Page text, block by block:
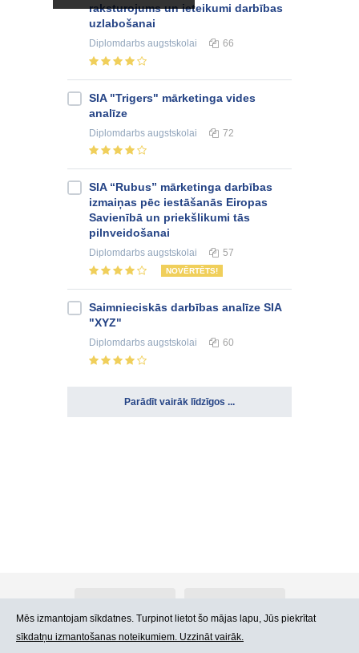
raksturojums un ieteikumi darbības
uzlabošanai
Diplomdarbs augstskolai 66
SIA "Trigers" mārketinga vides
analīze
Diplomdarbs augstskolai 72
SIA “Rubus” mārketinga darbības
izmaiņas pēc iestāšanās Eiropas
Savienībā un priekšlikumi tās
pilnveidošanai
Diplomdarbs augstskolai 57
NOVĒRTĒTS!
Saimnieciskās darbības analīze SIA
"XYZ"
Diplomdarbs augstskolai 60
Parādīt vairāk līdzīgos ...
Mēs izmantojam sīkdatnes. Turpinot lietot šo mājas lapu, Jūs piekrītat
sīkdatņu izmantošanas noteikumiem. Uzzināt vairāk.